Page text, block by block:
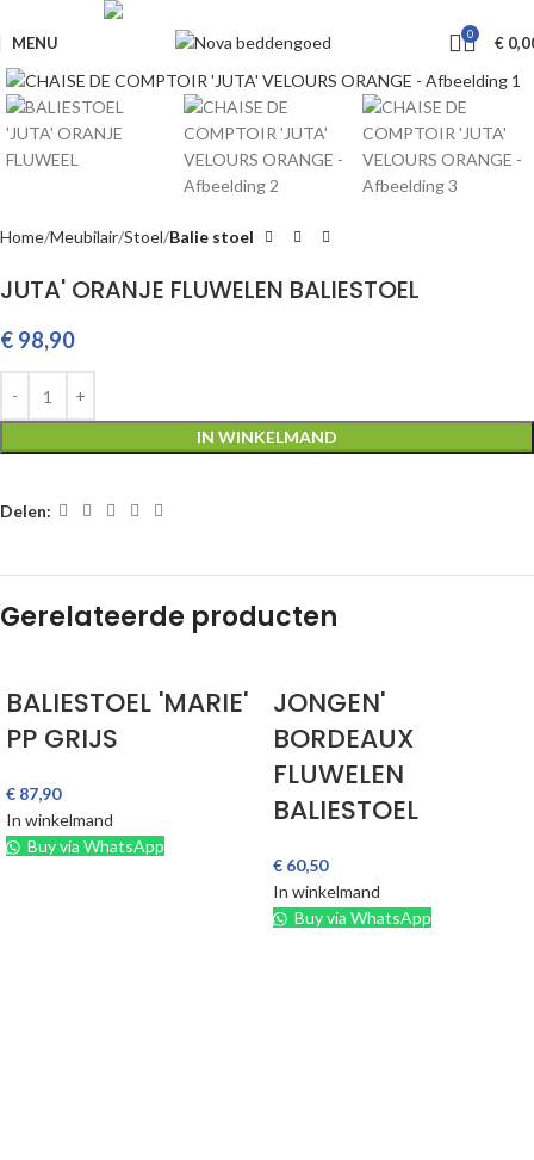
MENU 0 €
Klik om te vergroten
Home Meubilair Stoel Balie stoel
JUTA' ORANJE FLUWELEN BALIESTOEL
€ 98,90
IN WINKELMAND
Delen:
Gerelateerde producten
BALIESTOEL 'MARIE'
PP GRIJS
€ 87,90
In winkelmand
Buy via WhatsApp
JONGEN'
BORDEAUX
FLUWELEN
BALIESTOEL
€ 60,50
In winkelmand
Buy via WhatsApp